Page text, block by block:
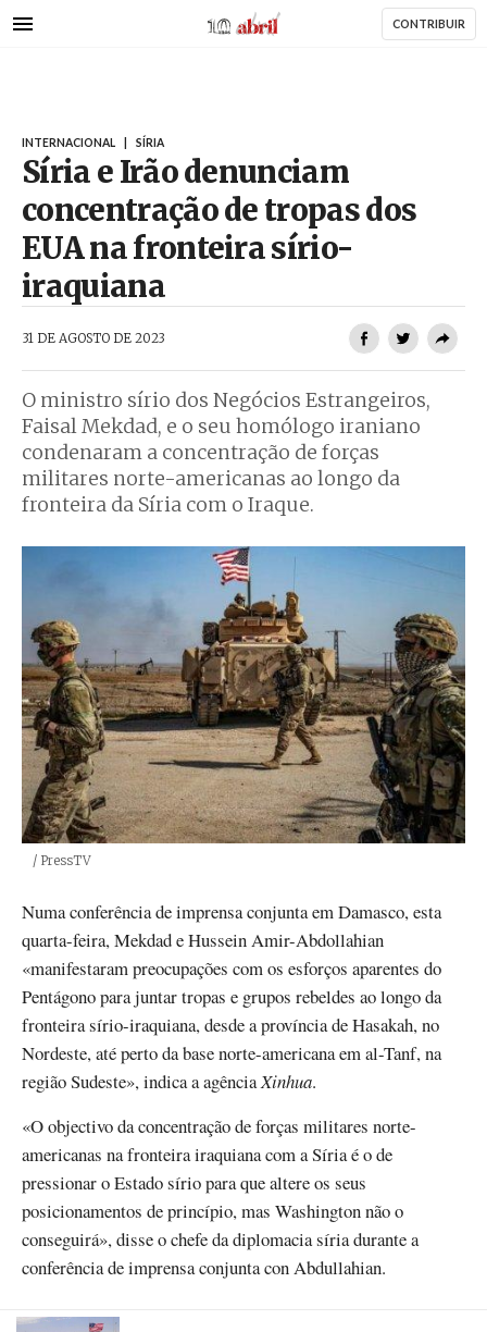
para
AbrilAbril CONTRIBUIR
INTERNACIONAL SÍRIA
Síria e Irão denunciam
concentração de tropas dos
EUA na fronteira sírio-
iraquiana
31 DE AGOSTO DE 2023
O ministro sírio dos Negócios Estrangeiros,
Faisal Mekdad, e o seu homólogo iraniano
condenaram a concentração de forças
militares norte-americanas ao longo da
fronteira da Síria com o Iraque.
Créditos
/ PressTV
Numa conferência de imprensa conjunta em Damasco, esta
quarta-feira, Mekdad e Hussein Amir-Abdollahian
«manifestaram preocupações com os esforços aparentes do
Pentágono para juntar tropas e grupos rebeldes ao longo da
fronteira sírio-iraquiana, desde a província de Hasakah, no
Nordeste, até perto da base norte-americana em al-Tanf, na
região Sudeste», indica a agênciaXinhua.
«O objectivo da concentração de forças militares norte-
americanas na fronteira iraquiana com a Síria é o de
pressionar o Estado sírio para que altere os seus
posicionamentos de princípio, mas Washington não o
conseguirá», disse o chefe da diplomacia síria durante a
conferência de imprensa conjunta con Abdullahian.